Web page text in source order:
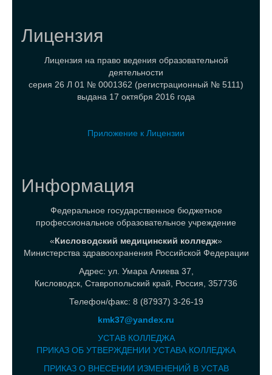
Лицензия
Лицензия на право ведения образовательной
деятельности
серия 26 Л 01 № 0001362 (регистрационный № 5111)
выдана 17 октября 2016 года
Приложение к Лицензии
Информация
Федеральное государственное бюджетное
профессиональное образовательное учреждение
«Кисловодский медицинский колледж»
Министерства здравоохранения Российской Федерации
Адрес: ул. Умара Алиева 37,
Кисловодск, Ставропольский край, Россия, 357736
Телефон/факс: 8 (87937) 3-26-19
kmk37@yandex.ru
УСТАВ КОЛЛЕДЖА
ПРИКАЗ ОБ УТВЕРЖДЕНИИ УСТАВА КОЛЛЕДЖА
ПРИКАЗ О ВНЕСЕНИИ ИЗМЕНЕНИЙ В УСТАВ